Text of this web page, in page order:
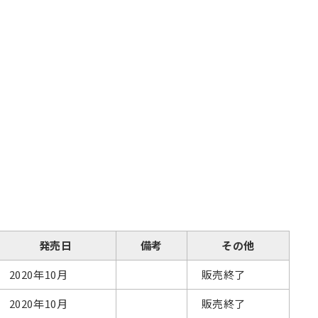
発売日 備考
その他
2020年10月
販売終了
2020年10月
販売終了